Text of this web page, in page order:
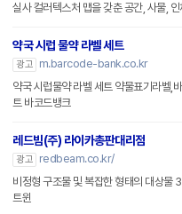
실사 컬러텍스처 맵을 갖춘 공간, 사물,
약국 시럽 물약 라벨 세트
광고
m.barcode-bank.co.kr
약국 시럽물약 라벨 세트 약물표기라벨,
트 바코드뱅크
레드빔(주) 라이카총판대리점
광고
redbeam.co.kr/
비정형 구조물 및 복잡한 형태의 대상물
트윈